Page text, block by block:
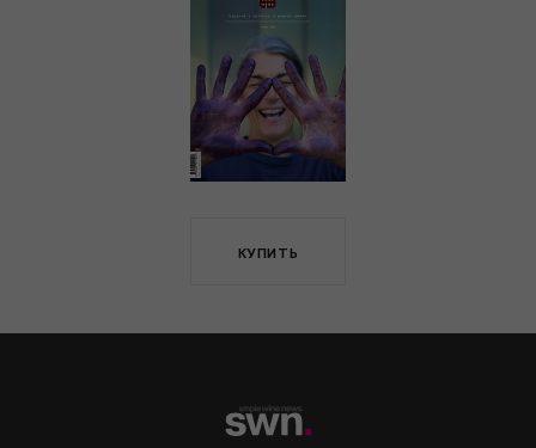
КУПИТЬ